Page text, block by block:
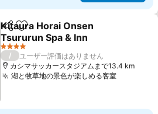
シェアお気に入りに追加
Kitaura Horai Onsen
Tsururun Spa & Inn
料金を表示
4 ホテルのランク
/
ユーザー評価はありません
カシマサッカースタジアムまで13.4 km
湖と牧草地の景色が楽しめる客室料金を表